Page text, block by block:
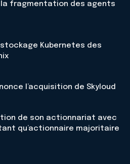
fragmentation des agents
Kubernetes des
l’acquisition de Skyloud
de son actionnariat avec
tant qu’actionnaire majoritaire